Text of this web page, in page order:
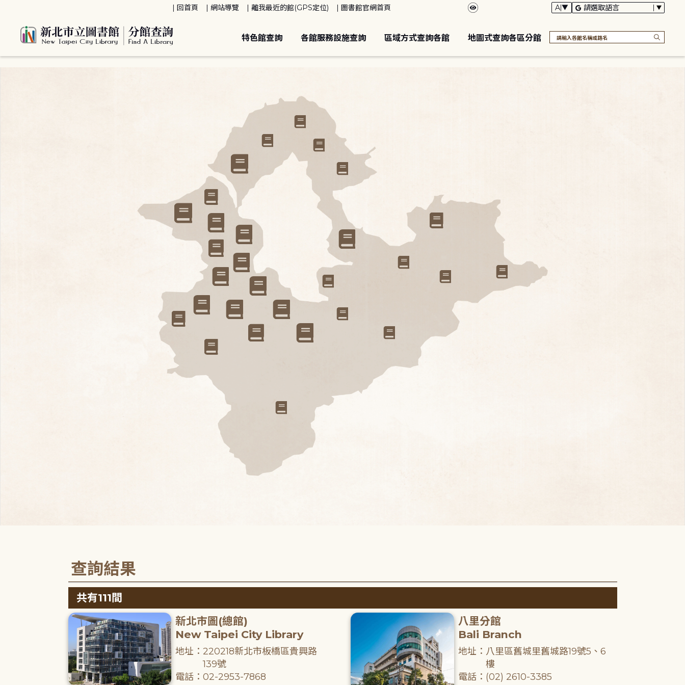
回首頁 網站導覽 離我最近的館(GPS定位) 圖書館官網首頁
特色館查詢 各館服務設施查詢 區域方式查詢各館 地圖式查詢各區分館
查詢結果
共有111間
新北市圖(總館)
New Taipei City Library
地址：220218新北市板橋區貴興路
139號
電話：02-2953-7868
八里分館
Bali Branch
地址：八里區舊城里舊城路19號5、6
樓
電話：(02) 2610-3385